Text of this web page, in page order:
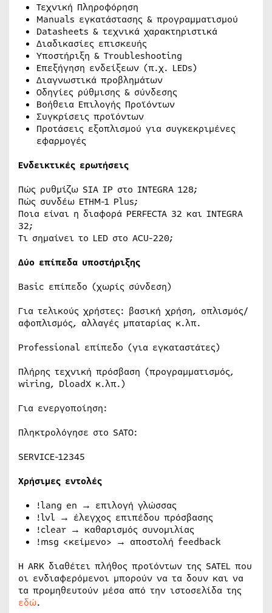
Τεχνική Πληροφόρηση
Manuals εγκατάστασης & προγραμματισμού
Datasheets & τεχνικά χαρακτηριστικά
Διαδικασίες επισκευής
Υποστήριξη & Troubleshooting
Επεξήγηση ενδείξεων (π.χ. LEDs)
Διαγνωστικά προβλημάτων
Οδηγίες ρύθμισης & σύνδεσης
Βοήθεια Επιλογής Προϊόντων
Συγκρίσεις προϊόντων
Προτάσεις εξοπλισμού για συγκεκριμένες
εφαρμογές
Ενδεικτικές ερωτήσεις
Πώς ρυθμίζω SIA IP στο INTEGRA 128;
Πώς συνδέω ETHM-1 Plus;
Ποια είναι η διαφορά PERFECTA 32 και INTEGRA
32;
Τι σημαίνει το LED στο ACU-220;
Δύο επίπεδα υποστήριξης
Basic επίπεδο (χωρίς σύνδεση)
Για τελικούς χρήστες: βασική χρήση, οπλισμός/
αφοπλισμός, αλλαγές μπαταρίας κ.λπ.
Professional επίπεδο (για εγκαταστάτες)
Πλήρης τεχνική πρόσβαση (προγραμματισμός,
wiring, DloadX κ.λπ.)
Για ενεργοποίηση:
Πληκτρολόγησε στο SATO:
SERVICE-12345
Χρήσιμες εντολές
!lang en → επιλογή γλώσσας
!lvl → έλεγχος επιπέδου πρόσβασης
!clear → καθαρισμός συνομιλίας
!msg <κείμενο> → αποστολή feedback
Η ARK διαθέτει πλήθος προϊόντων της SATEL που
οι ενδιαφερόμενοι μπορούν να τα δουν και να
τα προμηθευτούν μέσα από την ιστοσελίδα της
εδώ.